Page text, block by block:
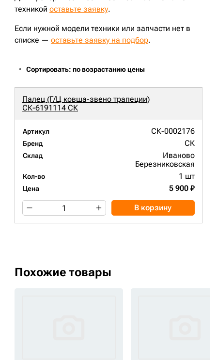
техникой оставьте заявку.
Если нужной модели техники или запчасти нет в
списке — оставьте заявку на подбор.
Сортировать: по возрастанию цены
Палец (Г/Ц ковша-звено трапеции)
СК-6191114 СК
Артикул СК-0002176
Бренд СК
Склад
Иваново
Березниковская
Кол-во 1 шт
Цена 5 900 ₽
В корзину
Похожие товары